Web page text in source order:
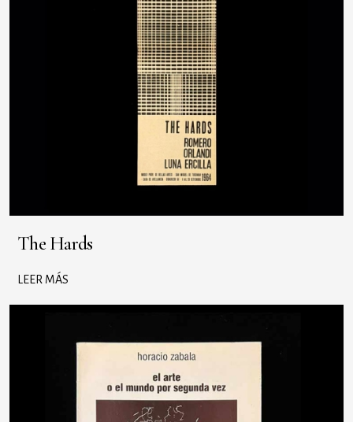
The Hards
LEER MÁS